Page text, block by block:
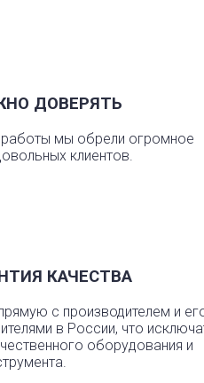
ДОВЕРЯТЬ
мы обрели огромное
клиентов.
КАЧЕСТВА
с производителем и
в России, что
оборудования и